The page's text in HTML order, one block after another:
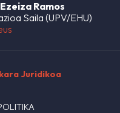
Ramos
Saila (UPV/EHU)
Juridikoa